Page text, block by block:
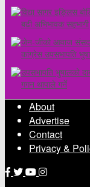
विद्या सागर इङ्लिस
बढी अभिभावक सहभागी
जेन-जीको आवाज
कांग्रेस उपसभापति
उपसभापति भुषालको
गगन थापाले गर्ने
About
Advertise
Contact
Privacy &